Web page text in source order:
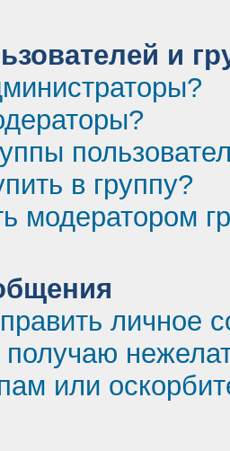
и
в группу?
модератором
личное
или